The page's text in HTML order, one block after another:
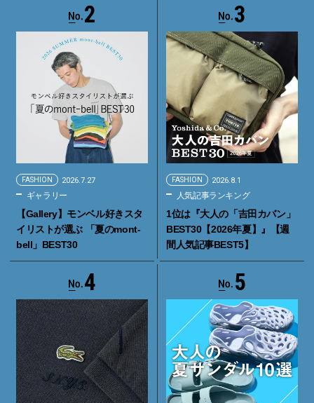
2
FASHION 2026.7.27
ギャラリー
【Gallery】モンベル好きスタ
イリストが選ぶ 「夏のmont-
bell」BEST30
3
FASHION 2026.8.1
人気記事ランキング
1位は『大人の「吉田カバン」
BEST30【2026年夏】』【週
間人気記事BEST5】
4 5